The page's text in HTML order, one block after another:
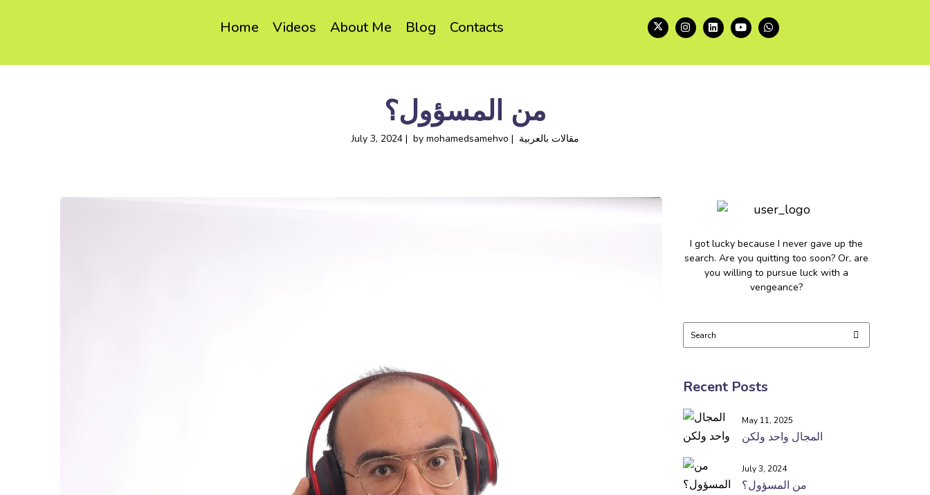
Home Videos About Me Blog Contacts
من المسؤول؟
July 3, 2024 by mohamedsamehvo مقالات بالعربية
I got lucky because I never gave up the
search. Are you quitting too soon? Or, are
you willing to pursue luck with a
vengeance?
Recent Posts
May 11, 2025
المجال واحد ولكن
July 3, 2024
من المسؤول؟